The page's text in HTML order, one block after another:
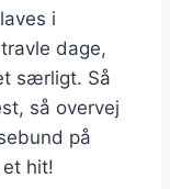
i
dage,
særligt. Så
så overvej
på
hit!